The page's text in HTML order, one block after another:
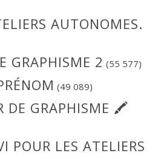
AUTONOMES.
GRAPHISME 2 (55 577)
(49 089)
DE GRAPHISME 🖍
POUR LES ATELIERS